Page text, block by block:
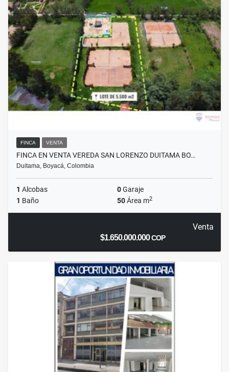
FINCA VENTA
FINCA EN VENTA VEREDA SAN LORENZO DUITAMA BO…
Duitama, Boyacá, Colombia
1 Alcobas 0Garaje
1 Baño 50Área m2
Venta
$1.650.000.000COP